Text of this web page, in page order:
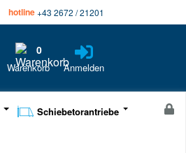
hotline+43 2672 / 21201
0
Warenkorb Anmelden
Schiebetorantriebe